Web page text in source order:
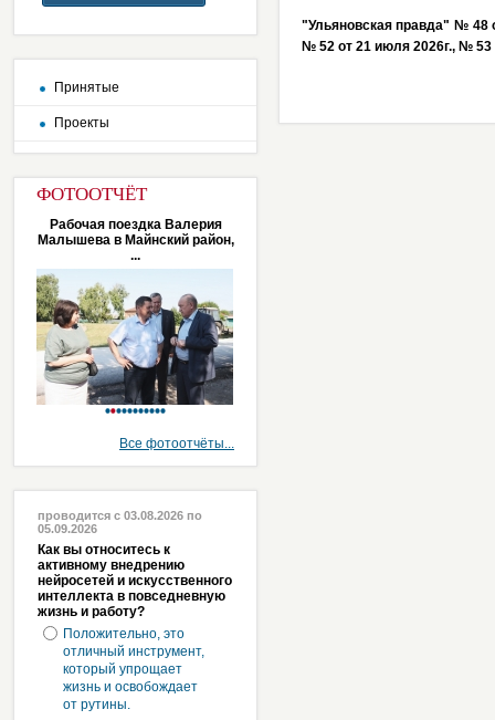
Принятые
Проекты
ФОТООТЧЁТ
Рабочая поездка Валерия
Малышева в Майнский район,
...
Все фотоотчёты...
проводится с 03.08.2026 по
05.09.2026
Как вы относитесь к
активному внедрению
нейросетей и искусственного
интеллекта в повседневную
жизнь и работу?
Положительно, это
отличный инструмент,
который упрощает
жизнь и освобождает
от рутины.
"Ульяновская правда" № 48
№ 52 от 21 июля 2026г., № 53